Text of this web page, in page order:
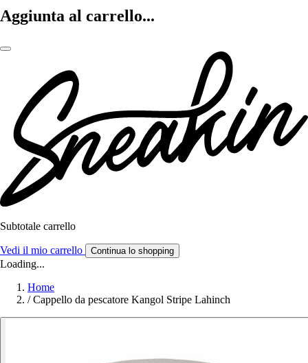
Aggiunta al carrello...
Subtotale carrello
Vedi il mio carrello Continua lo shopping
Loading...
Home
/ Cappello da pescatore Kangol Stripe Lahinch